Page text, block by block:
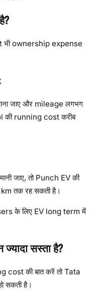
ownership expense
जाए और mileage लगभग
की running cost करीब
जाए, तो Punch EV की
तक रह सकती है।
के लिए EV long term में
सस्ता है?
cost की बात करें तो Tata
सकती है।